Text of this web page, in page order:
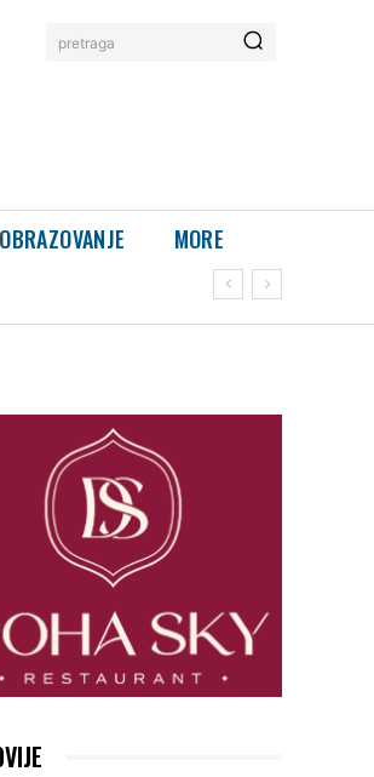
pretraga
OBRAZOVANJE MORE